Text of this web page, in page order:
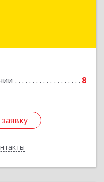
8
обл, Гурьевск г,